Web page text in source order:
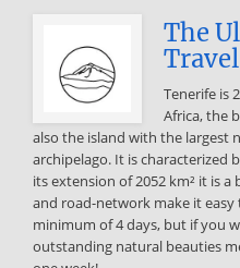
társalgás 5.49 Tárgyalás, előadás
5.412 Borravaló 5.413
Biztonság 47. oldal 49. oldal 49.
oldal 54. oldal 55. oldal 58. oldal
62. oldal VI. A KÉT KULTÚRA
VÉLEMÉNY 63. oldal 67. oldal A
RENDEZVÉNYEK EGYEZŐSÉGEI
TEKINTETTEL AZ ÜZLETI
évtizedekben folyamatosan nőtt
magánéletben a kultúrált,
igény. Bármilyen
The
Tenerife is
Africa, the
also the island with the largest
archipelago. It is characterized
its extension of 2052 km² it is
and road-network make it
minimum of 4 days, but if you
outstanding natural beauties